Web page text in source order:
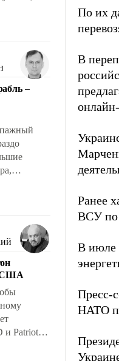
и
под
на себя
и
–
уже
Задача по
Однако
США
и Patriot
трех
война с
По их
В
Ранее
ВСУ по
В июле
Пресс-
НАТО